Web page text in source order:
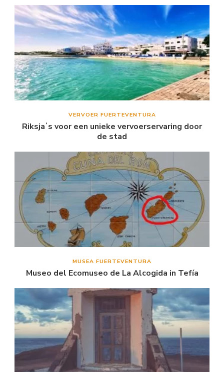
VERVOER FUERTEVENTURA
Riksjaʼs voor een unieke vervoerservaring door
de stad
MUSEA FUERTEVENTURA
Museo del Ecomuseo de La Alcogida in Tefía